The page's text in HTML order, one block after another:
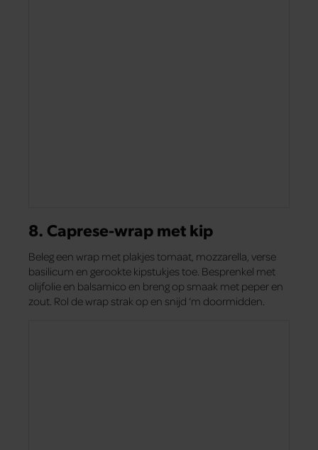
8. Caprese-wrap met kip
Beleg een wrap met plakjes tomaat, mozzarella, verse
basilicum en gerookte kipstukjes toe. Besprenkel met
olijfolie en balsamico en breng op smaak met peper en
zout. Rol de wrap strak op en snijd ‘m doormidden.